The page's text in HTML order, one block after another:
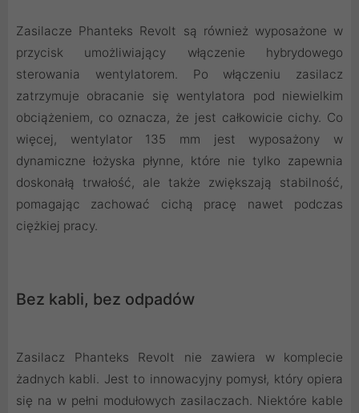
Zasilacze Phanteks Revolt są również wyposażone w
przycisk umożliwiający włączenie hybrydowego
sterowania wentylatorem. Po włączeniu zasilacz
zatrzymuje obracanie się wentylatora pod niewielkim
obciążeniem, co oznacza, że ​​jest całkowicie cichy. Co
więcej, wentylator 135 mm jest wyposażony w
dynamiczne łożyska płynne, które nie tylko zapewnia
doskonałą trwałość, ale także zwiększają stabilność,
pomagając zachować cichą pracę nawet podczas
ciężkiej pracy.
Bez kabli, bez odpadów
Zasilacz Phanteks Revolt nie zawiera w komplecie
żadnych kabli. Jest to innowacyjny pomysł, który opiera
się na w pełni modułowych zasilaczach. Niektóre kable